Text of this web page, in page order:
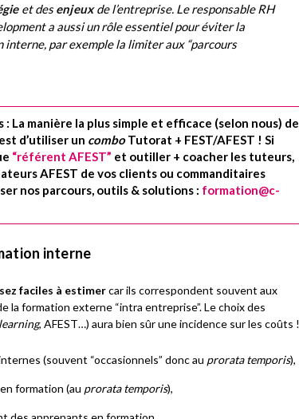
et desenjeuxde l’entreprise. Le responsable RH
a aussi un rôle essentiel pour éviter la
par exemple la limiter aux “parcours
La manière la plus simple et efficace (selon nous) de
d’utiliser un comboTutorat + FEST/AFEST ! Si
“référent AFEST” et outiller + coacher les tuteurs,
AFEST de vos clients ou commanditaires
nos parcours, outils & solutions : formation@c-
interne
faciles à estimercar ils correspondent souvent aux
la formation externe “intra entreprise”. Le choix des
, AFEST…) aura bien sûr une incidence sur les coûts !
(souvent “occasionnels” donc au prorata temporis),
formation (au prorata temporis),